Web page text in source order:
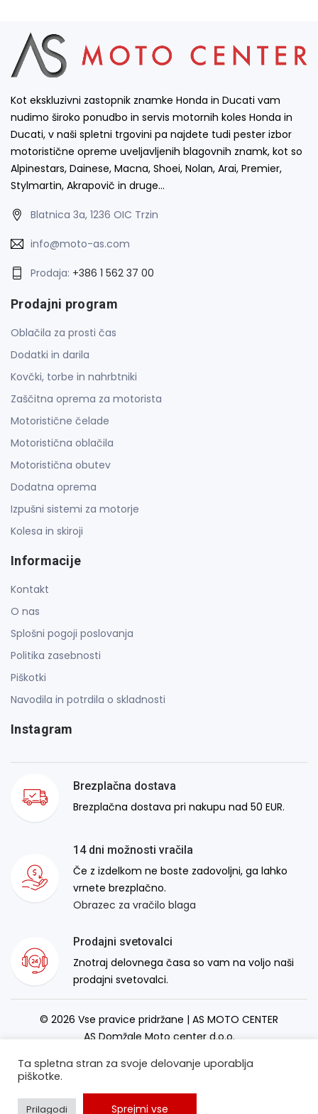
Kot ekskluzivni zastopnik znamke Honda in Ducati vam
nudimo široko ponudbo in servis motornih koles Honda in
Ducati, v naši spletni trgovini pa najdete tudi pester izbor
motoristične opreme uveljavljenih blagovnih znamk, kot so
Alpinestars, Dainese, Macna, Shoei, Nolan, Arai, Premier,
Stylmartin, Akrapovič in druge…
Blatnica 3a, 1236 OIC Trzin
info@moto-as.com
Prodaja: +386 1 562 37 00
Prodajni program
Oblačila za prosti čas
Dodatki in darila
Kovčki, torbe in nahrbtniki
Zaščitna oprema za motorista
Motoristične čelade
Motoristična oblačila
Motoristična obutev
Dodatna oprema
Izpušni sistemi za motorje
Kolesa in skiroji
Informacije
Kontakt
O nas
Splošni pogoji poslovanja
Politika zasebnosti
Piškotki
Navodila in potrdila o skladnosti
Instagram
Brezplačna dostava
Brezplačna dostava pri nakupu nad 50 EUR.
14 dni možnosti vračila
Če z izdelkom ne boste zadovoljni, ga lahko
vrnete brezplačno.
Obrazec za vračilo blaga
Prodajni svetovalci
Znotraj delovnega časa so vam na voljo naši
prodajni svetovalci.
© 2026 Vse pravice pridržane | AS MOTO CENTER
AS Domžale Moto center d.o.o.
Ta spletna stran za svoje delovanje uporablja
piškotke.
Prilagodi Sprejmi vse